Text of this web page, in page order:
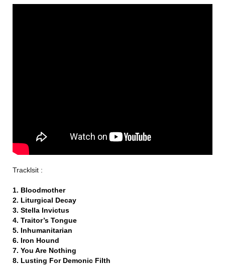
Tracklsit :
1. Bloodmother
2. Liturgical Decay
3. Stella Invictus
4. Traitor’s Tongue
5. Inhumanitarian
6. Iron Hound
7. You Are Nothing
8. Lusting For Demonic Filth